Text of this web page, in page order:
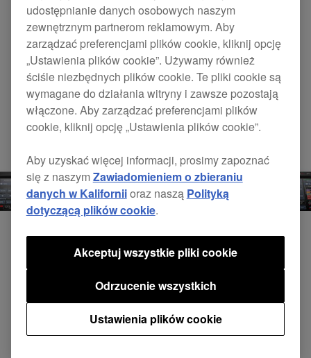
Wstaw wysyłanie/powrót
Użyj funkcji wstawienia wysyłania/powrotu w celu
zastąpienia oryginalnego dźwięku efektami ze sprzętu
udostępnianie danych osobowych naszym
zewnętrznym partnerom reklamowym. Aby
zarządzać preferencjami plików cookie, kliknij opcję
„Ustawienia plików cookie”. Używamy również
ściśle niezbędnych plików cookie. Te pliki cookie są
wymagane do działania witryny i zawsze pozostają
włączone. Aby zarządzać preferencjami plików
cookie, kliknij opcję „Ustawienia plików cookie”.
Aby uzyskać więcej informacji, prosimy zapoznać
się z naszym Zawiadomieniem o zbieraniu
danych w Kaliforniioraz naszą Polityką
dotyczącą plików cookie.
Ustawienia plików cookie
Odrzucenie wszystkich
Akceptuj wszystkie pliki cookie